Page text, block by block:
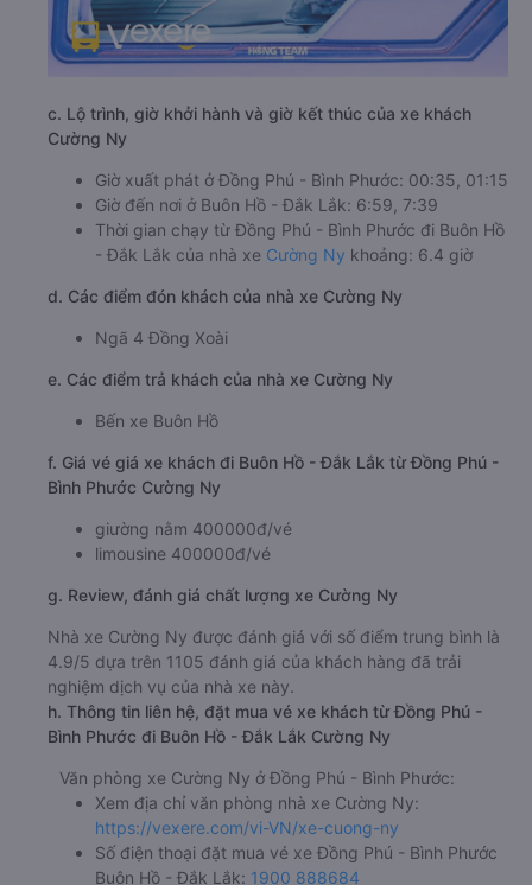
c. Lộ trình, giờ khởi hành và giờ kết thúc của xe khách
Cường Ny
Giờ xuất phát ở Đồng Phú - Bình Phước: 00:35, 01:15
Giờ đến nơi ở Buôn Hồ - Đắk Lắk: 6:59, 7:39
Thời gian chạy từ Đồng Phú - Bình Phước đi Buôn Hồ
- Đắk Lắk của nhà xe Cường Ny khoảng: 6.4 giờ
d. Các điểm đón khách của nhà xe Cường Ny
Ngã 4 Đồng Xoài
e. Các điểm trả khách của nhà xe Cường Ny
Bến xe Buôn Hồ
f. Giá vé giá xe khách đi Buôn Hồ - Đắk Lắk từ Đồng Phú -
Bình Phước Cường Ny
giường nằm 400000đ/vé
limousine 400000đ/vé
g. Review, đánh giá chất lượng xe Cường Ny
Nhà xe Cường Ny được đánh giá với số điểm trung bình là
4.9/5 dựa trên 1105 đánh giá của khách hàng đã trải
nghiệm dịch vụ của nhà xe này.
h. Thông tin liên hệ, đặt mua vé xe khách từ Đồng Phú -
Bình Phước đi Buôn Hồ - Đắk Lắk Cường Ny
Văn phòng xe Cường Ny ở Đồng Phú - Bình Phước:
Xem địa chỉ văn phòng nhà xe Cường Ny:
https://vexere.com/vi-VN/xe-cuong-ny
Số điện thoại đặt mua vé xe Đồng Phú - Bình Phước
Buôn Hồ - Đắk Lắk: 1900 888684